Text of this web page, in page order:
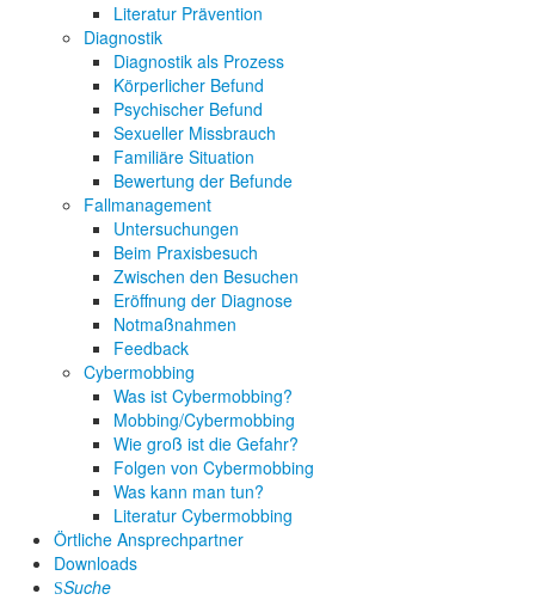
Literatur Prävention
Diagnostik
Diagnostik als Prozess
Körperlicher Befund
Psychischer Befund
Sexueller Missbrauch
Familiäre Situation
Bewertung der Befunde
Fallmanagement
Untersuchungen
Beim Praxisbesuch
Zwischen den Besuchen
Eröffnung der Diagnose
Notmaßnahmen
Feedback
Cybermobbing
Was ist Cybermobbing?
Mobbing/Cybermobbing
Wie groß ist die Gefahr?
Folgen von Cybermobbing
Was kann man tun?
Literatur Cybermobbing
Örtliche Ansprechpartner
Downloads
Suche